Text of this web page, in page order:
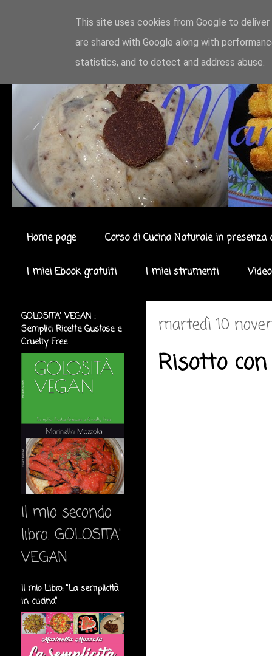
Home page Corso di Cucina Naturale in presenza
I miei Ebook gratuiti I miei strumenti
martedì 10
Risotto
GOLOSITA' VEGAN :
Semplici Ricette Gustose e
Cruelty Free
Il mio secondo
libro: GOLOSITA'
VEGAN
Il mio Libro: "La semplicità
in cucina"
This site uses cookies from Google to
are shared with Google along with
statistics, and to detect and address abuse.